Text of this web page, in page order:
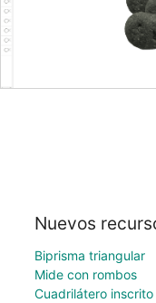
Nuevos
Biprisma triangular
Mide con rombos
Cuadrilátero